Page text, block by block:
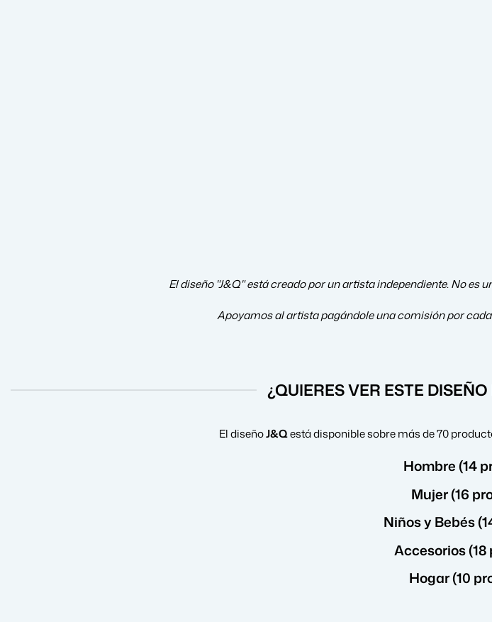
El diseño "J&Q" está creado por un artista independiente. No es
Apoyamos al artista pagándole una comisión por
¿QUIERES VER ESTE
El diseñoJ&Qestá disponible sobre más de 70
Hombre (14
Mujer (16
Niños y Bebés
Accesorios
Hogar (10